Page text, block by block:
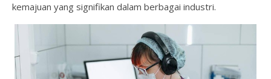
kemajuan yang signifikan dalam berbagai industri.